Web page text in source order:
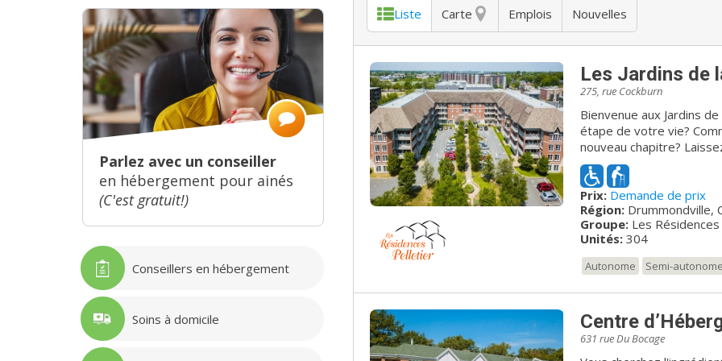
Parlez avec un conseiller
en hébergement pour ainés
(C'est gratuit!)
Conseillers en hébergement
Soins à domicile
Liste Carte Emplois Nouvelles
Les Jardins de
275, rue Cockburn
Bienvenue aux Jardins de la Cité! Venez-vous de
étape de votre vie?
nouveau chapitre?
complexe locatif Les Jardins de la Cité.
cœur du centre-ville de
attraits et services
sécuritaire aux
l'ensemble de vos
chez vous! Notre
santé et bien-être, et
nombreuses! La résidence vous offre de nombreuses aires de repos
et une fenestration
interne. Durant la saison
externes et venez
complètement
Prix: Demande de prix
Région: Drummondville,
Groupe: Les
Unités:304
Autonome Semi-autonome
Centre
631 rue Du Bocage